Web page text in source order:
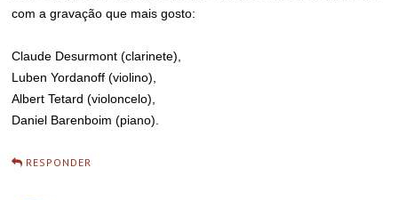
com a gravação que mais gosto:
Claude Desurmont (clarinete),
Luben Yordanoff (violino),
Albert Tetard (violoncelo),
Daniel Barenboim (piano).
RESPONDER